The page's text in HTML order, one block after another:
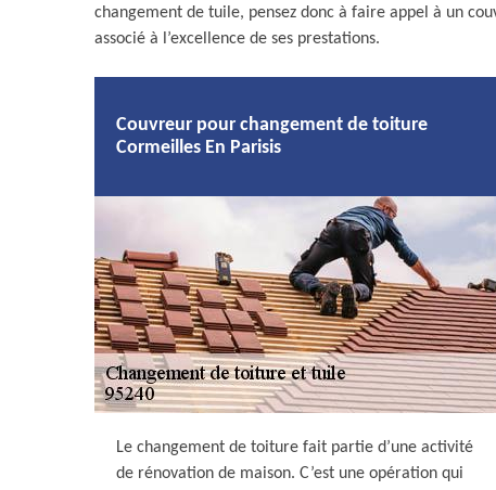
changement de tuile, pensez donc à faire appel à un
associé à l’excellence de ses prestations.
Couvreur pour changement de toiture
Cormeilles En Parisis
Le changement de toiture fait partie d’une activité
de rénovation de maison. C’est une opération qui